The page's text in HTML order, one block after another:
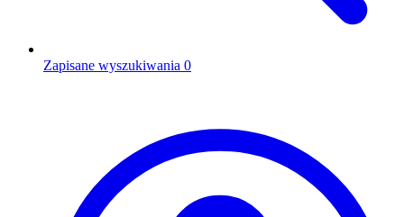
Zapisane wyszukiwania 0